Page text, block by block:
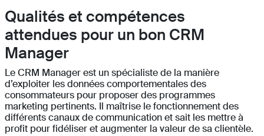
Qualités et compétences
attendues pour un bon CRM
Manager
Le CRM Manager est un spécialiste de la manière
d’exploiter les données comportementales des
consommateurs pour proposer des programmes
marketing pertinents. Il maîtrise le fonctionnement des
différents canaux de communication et sait les mettre à
profit pour fidéliser et augmenter la valeur de sa clientèle.